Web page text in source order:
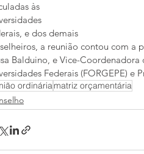
às
e dos demais
a reunião contou com a
Balduino, e Vice-
Federais (FORGEPE) e
ordináriamatriz orçamentária